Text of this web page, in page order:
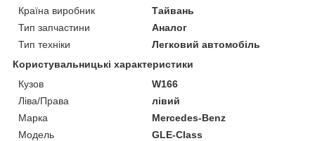
Країна виробник
Тайвань
Тип запчастини
Аналог
Тип техніки
Легковий автомобіль
Користувальницькі характеристики
Кузов
W166
Ліва/Права
лівий
Марка
Mercedes-Benz
Мoдель
GLE-Class